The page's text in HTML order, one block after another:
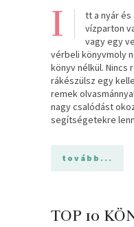
I
tt a nyár és
vízparton
vagy egy
vérbeli könyvmoly
könyv nélkül. Nincs
rákészülsz egy
remek
nagy csalódást
segítségetekre
tovább...
TOP 10